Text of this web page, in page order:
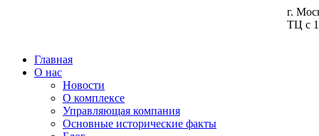
г.
ТЦ с
Главная
О нас
Новости
О комплексе
Управляющая компания
Основные исторические факты